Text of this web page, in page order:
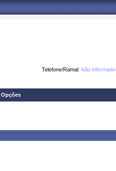
Telefone/Ramal: Não informado